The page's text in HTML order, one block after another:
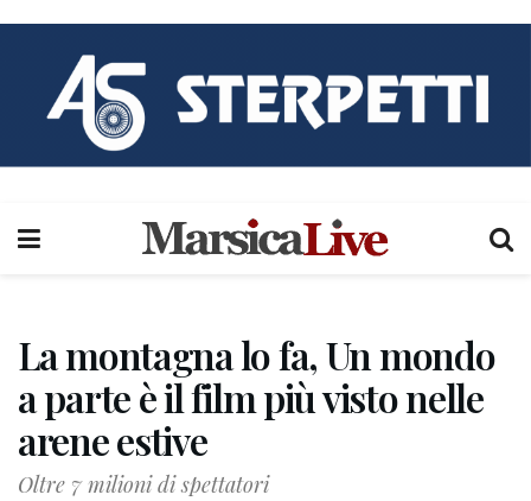
La montagna lo fa, Un mondo
a parte è il film più visto nelle
arene estive
Oltre 7 milioni di spettatori